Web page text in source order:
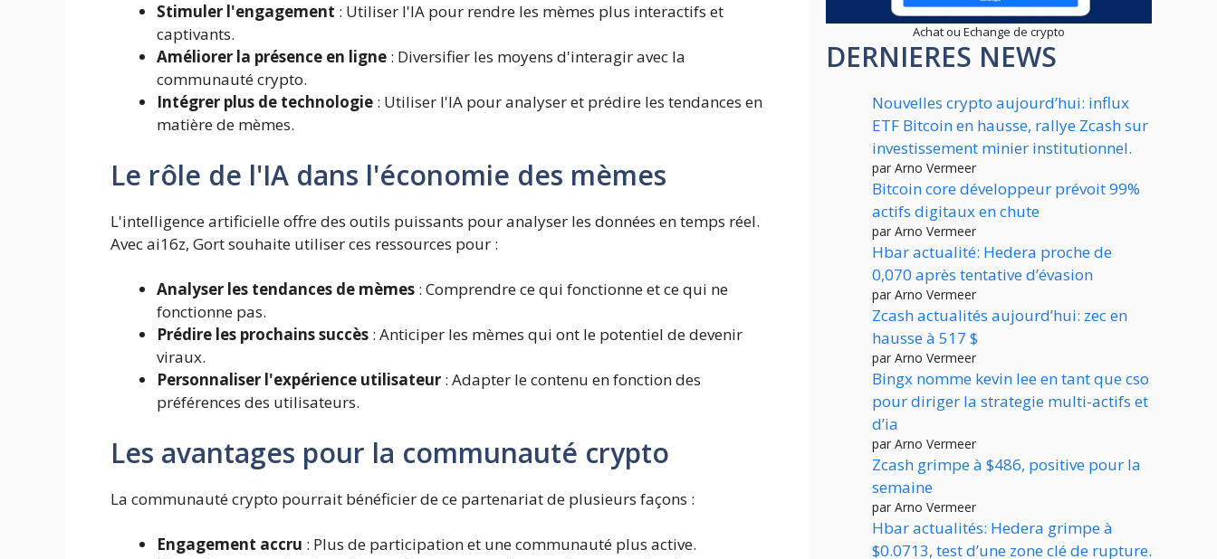
Stimuler l'engagement : Utiliser l'IA pour rendre les mèmes plus interactifs et
captivants.
Améliorer la présence en ligne : Diversifier les moyens d'interagir avec la
communauté crypto.
Intégrer plus de technologie : Utiliser l'IA pour analyser et prédire les tendances en
matière de mèmes.
Le rôle de l'IA dans l'économie des mèmes
L'intelligence artificielle offre des outils puissants pour analyser les données en temps réel.
Avec ai16z, Gort souhaite utiliser ces ressources pour :
Analyser les tendances de mèmes : Comprendre ce qui fonctionne et ce qui ne
fonctionne pas.
Prédire les prochains succès : Anticiper les mèmes qui ont le potentiel de devenir
viraux.
Personnaliser l'expérience utilisateur : Adapter le contenu en fonction des
préférences des utilisateurs.
Les avantages pour la communauté crypto
La communauté crypto pourrait bénéficier de ce partenariat de plusieurs façons :
Engagement accru : Plus de participation et une communauté plus active.
Achat ou Echange de crypto
DERNIERES NEWS
Nouvelles crypto aujourd’hui: influx
ETF Bitcoin en hausse, rallye Zcash sur
investissement minier institutionnel.
par Arno Vermeer
Bitcoin core développeur prévoit 99%
actifs digitaux en chute
par Arno Vermeer
Hbar actualité: Hedera proche de
0,070 après tentative d’évasion
par Arno Vermeer
Zcash actualités aujourd’hui: zec en
hausse à 517 $
par Arno Vermeer
Bingx nomme kevin lee en tant que cso
pour diriger la strategie multi-actifs et
d’ia
par Arno Vermeer
Zcash grimpe à $486, positive pour la
semaine
par Arno Vermeer
Hbar actualités: Hedera grimpe à
$0.0713, test d’une zone clé de rupture.